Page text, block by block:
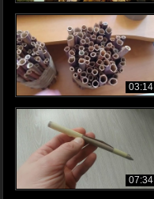
03:14
07:34